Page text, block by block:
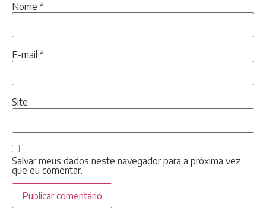
Nome *
E-mail *
Site
Salvar meus dados neste navegador para a próxima vez
que eu comentar.